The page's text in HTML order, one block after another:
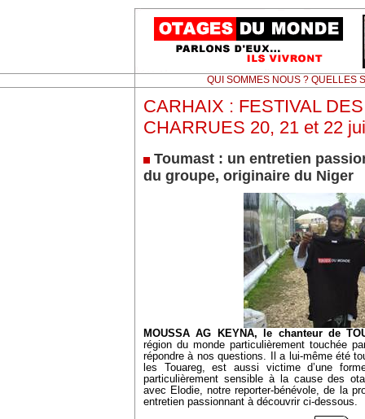
QUI SOMMES NOUS ? QUELLES
CARHAIX : FESTIVAL
CHARRUES 20, 21 et 22
Toumast : un entretien
du groupe, originaire du Niger
MOUSSA AG KEYNA, le chanteur de
région du monde particulièrement touchée
répondre à nos questions. Il a lui-même été
les Touareg, est aussi victime d’une
particulièrement sensible à la cause des
avec Elodie, notre reporter-bénévole, de la
entretien passionnant à découvrir ci-dessous.